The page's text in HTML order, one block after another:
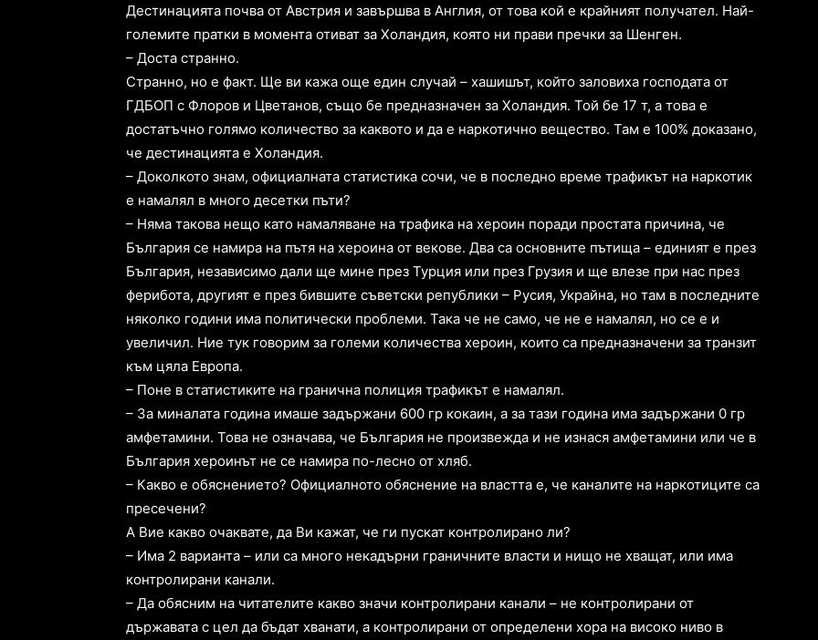
Дестинацията почва от Австрия и завършва в Англия, от това кой е крайният получател. Най-
големите пратки в момента отиват за Холандия, която ни прави пречки за Шенген.
– Доста странно.
Странно, но е факт. Ще ви кажа още един случай – хашишът, който заловиха господата от
ГДБОП с Флоров и Цветанов, също бе предназначен за Холандия. Той бе 17 т, а това е
достатъчно голямо количество за каквото и да е наркотично вещество. Там е 100% доказано,
че дестинацията е Холандия.
– Доколкото знам, официалната статистика сочи, че в последно време трафикът на наркотик
е намалял в много десетки пъти?
– Няма такова нещо като намаляване на трафика на хероин поради простата причина, че
България се намира на пътя на хероина от векове. Два са основните пътища – единият е през
България, независимо дали ще мине през Турция или през Грузия и ще влезе при нас през
ферибота, другият е през бившите съветски републики – Русия, Украйна, но там в последните
няколко години има политически проблеми. Така че не само, че не е намалял, но се е и
увеличил. Ние тук говорим за големи количества хероин, които са предназначени за транзит
към цяла Европа.
– Поне в статистиките на гранична полиция трафикът е намалял.
– За миналата година имаше задържани 600 гр кокаин, а за тази година има задържани 0 гр
амфетамини. Това не означава, че България не произвежда и не изнася амфетамини или че в
България хероинът не се намира по-лесно от хляб.
– Какво е обяснението? Официалното обяснение на властта е, че каналите на наркотиците са
пресечени?
А Вие какво очаквате, да Ви кажат, че ги пускат контролирано ли?
– Има 2 варианта – или са много некадърни граничните власти и нищо не хващат, или има
контролирани канали.
– Да обясним на читателите какво значи контролирани канали – не контролирани от
държавата с цел да бъдат хванати, а контролирани от определени хора на високо ниво в